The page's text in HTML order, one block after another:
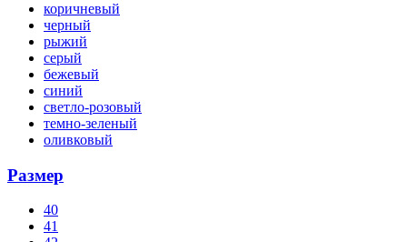
коричневый
черный
рыжий
серый
бежевый
синий
светло-розовый
темно-зеленый
оливковый
Размер
40
41